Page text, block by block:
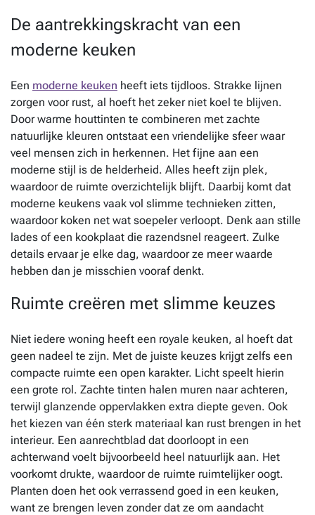
De aantrekkingskracht van een
moderne keuken
Een moderne keuken heeft iets tijdloos. Strakke lijnen
zorgen voor rust, al hoeft het zeker niet koel te blijven.
Door warme houttinten te combineren met zachte
natuurlijke kleuren ontstaat een vriendelijke sfeer waar
veel mensen zich in herkennen. Het fijne aan een
moderne stijl is de helderheid. Alles heeft zijn plek,
waardoor de ruimte overzichtelijk blijft. Daarbij komt dat
moderne keukens vaak vol slimme technieken zitten,
waardoor koken net wat soepeler verloopt. Denk aan stille
lades of een kookplaat die razendsnel reageert. Zulke
details ervaar je elke dag, waardoor ze meer waarde
hebben dan je misschien vooraf denkt.
Ruimte creëren met slimme keuzes
Niet iedere woning heeft een royale keuken, al hoeft dat
geen nadeel te zijn. Met de juiste keuzes krijgt zelfs een
compacte ruimte een open karakter. Licht speelt hierin
een grote rol. Zachte tinten halen muren naar achteren,
terwijl glanzende oppervlakken extra diepte geven. Ook
het kiezen van één sterk materiaal kan rust brengen in het
interieur. Een aanrechtblad dat doorloopt in een
achterwand voelt bijvoorbeeld heel natuurlijk aan. Het
voorkomt drukte, waardoor de ruimte ruimtelijker oogt.
Planten doen het ook verrassend goed in een keuken,
want ze brengen leven zonder dat ze om aandacht